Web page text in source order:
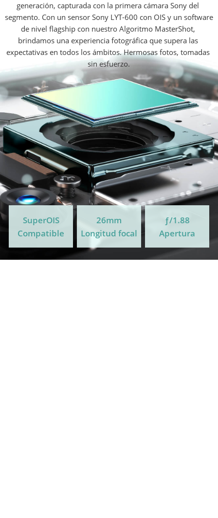
generación, capturada con la primera cámara Sony del
segmento. Con un sensor Sony LYT-600 con OIS y un software
de nivel flagship con nuestro Algoritmo MasterShot,
brindamos una experiencia fotográfica que supera las
expectativas en todos los ámbitos. Hermosas fotos, tomadas
sin esfuerzo.
SuperOIS
Compatible
26mm
Longitud focal
ƒ/1.88
Apertura